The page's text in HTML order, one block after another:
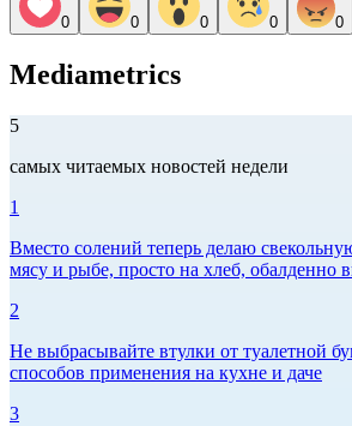
0 0 0 0 0
Mediametrics
5
самых читаемых новостей недели
1
Вместо солений теперь делаю
мясу и рыбе, просто на хлеб, обалденно
2
Не выбрасывайте втулки от туалетной
способов применения на кухне и даче
3